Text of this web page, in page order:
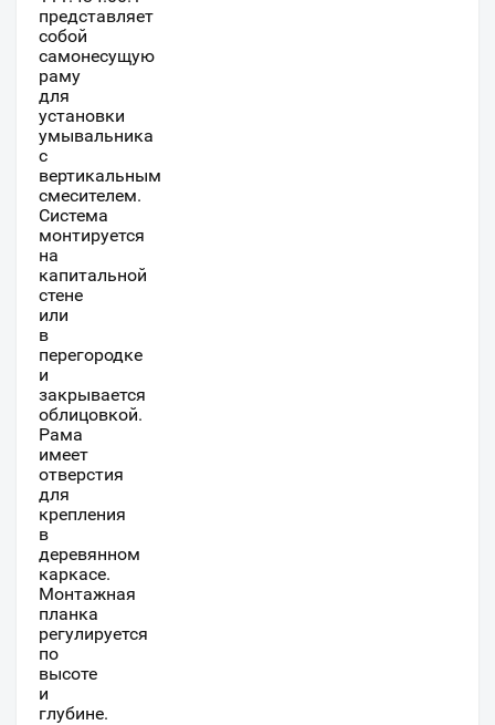
представляет
собой
самонесущую
раму
для
установки
умывальника
с
вертикальным
смесителем.
Система
монтируется
на
капитальной
стене
или
в
перегородке
и
закрывается
облицовкой.
Рама
имеет
отверстия
для
крепления
в
деревянном
каркасе.
Монтажная
планка
регулируется
по
высоте
и
глубине.